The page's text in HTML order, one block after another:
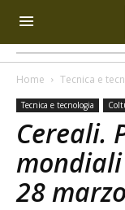
Home Tecnica e
Tecnica e tecnologia
Cereali.
28